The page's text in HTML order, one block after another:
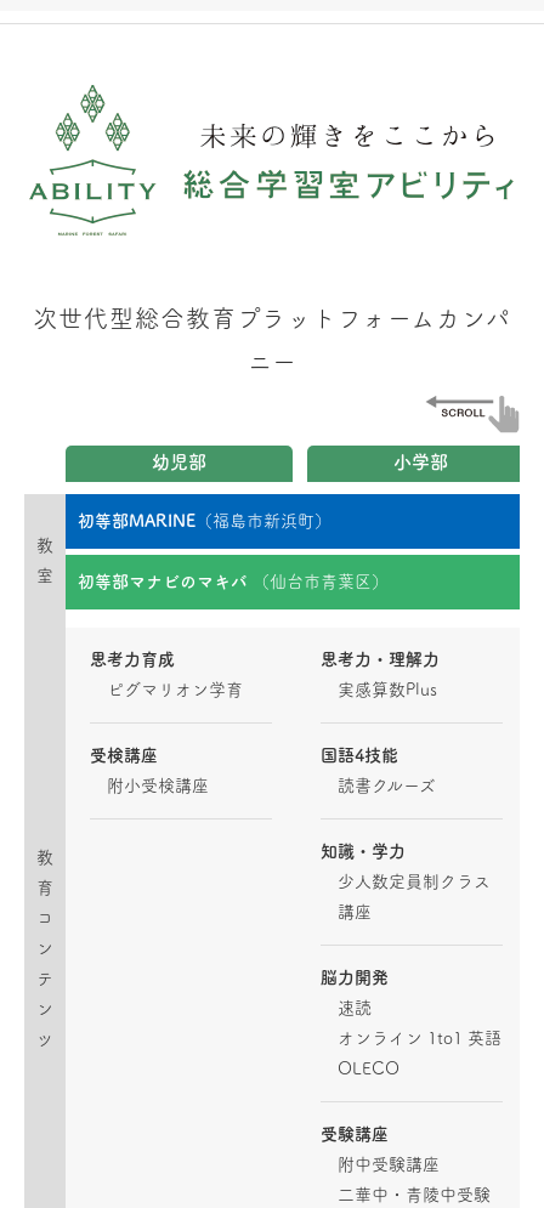
次世代型総合教育プラットフォームカンパ
ニー
教
室
幼児部 小学部
初等部MARINE （福島市新浜町）
初等部マナビのマキバ （仙台市青葉区）
教
育
コ
ン
テ
ン
ツ
思考力育成
ピグマリオン学育
受検講座
附小受検講座
思考力・理解力
実感算数Plus
国語4技能
読書クルーズ
知識・学力
少人数定員制クラス
講座
脳力開発
速読
オンライン 1to1 英語
OLECO
受験講座
附中受験講座
二華中・青陵中受験